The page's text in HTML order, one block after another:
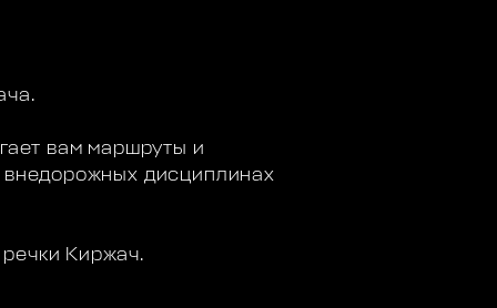
вам маршруты и
внедорожных дисциплинах
Киржач.